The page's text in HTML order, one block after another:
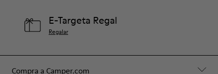
Compra a Camper.com
E-Targeta Regal
Regalar